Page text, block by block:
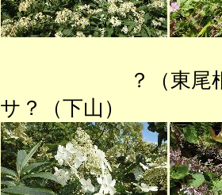
？（東
サ？（下山）